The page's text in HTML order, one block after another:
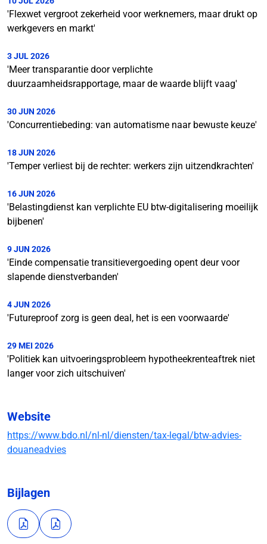
'Flexwet vergroot zekerheid voor werknemers, maar drukt op
werkgevers en markt'
3 JUL 2026
'Meer transparantie door verplichte
duurzaamheidsrapportage, maar de waarde blijft vaag'
30 JUN 2026
'Concurrentiebeding: van automatisme naar bewuste keuze'
18 JUN 2026
'Temper verliest bij de rechter: werkers zijn uitzendkrachten'
16 JUN 2026
'Belastingdienst kan verplichte EU btw-digitalisering moeilijk
bijbenen'
9 JUN 2026
'Einde compensatie transitievergoeding opent deur voor
slapende dienstverbanden'
4 JUN 2026
'Futureproof zorg is geen deal, het is een voorwaarde'
29 MEI 2026
'Politiek kan uitvoeringsprobleem hypotheekrenteaftrek niet
langer voor zich uitschuiven'
Website
https://www.bdo.nl/nl-nl/diensten/tax-legal/btw-advies-
douaneadvies
Bijlagen